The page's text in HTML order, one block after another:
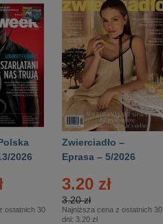
2026
ostatnich 30
Zwierciadło –
Eprasa – 5/2026
3.20 zł
3.20 zł
Najniższa cena z ostatnich 30
dni: 3.20 zł